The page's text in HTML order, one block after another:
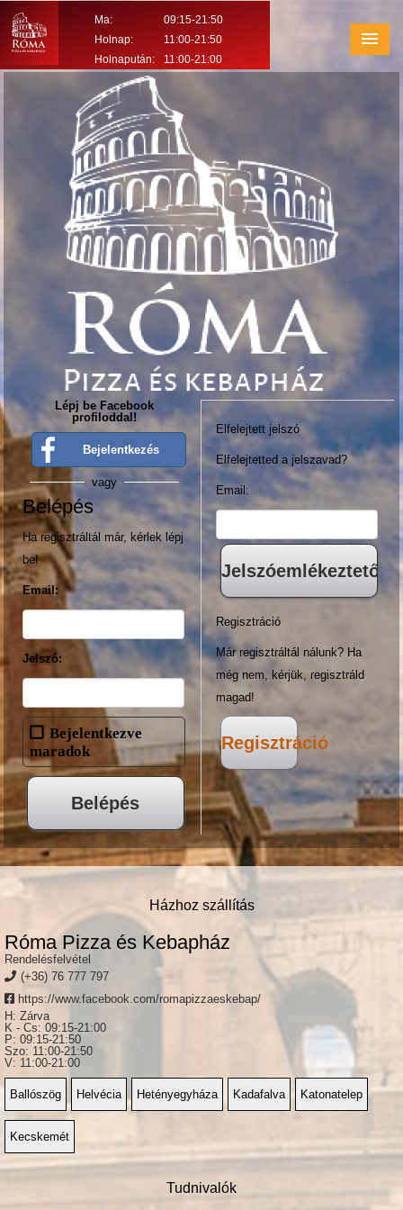
Ma:
09:15-21:50
Holnap:
11:00-21:50
Holnapután:
11:00-21:00
Lépj be Facebook
profiloddal!
Bejelentkezés
vagy
Belépés
Ha regisztráltál már, kérlek lépj
be!
Email:
Jelszó:
Bejelentkezve
maradok
Elfelejtett jelszó
Elfelejtetted a jelszavad?
Email:
Regisztráció
Már regisztráltál nálunk? Ha
még nem, kérjük, regisztráld
magad!
Regisztráció
Házhoz szállítás
Róma Pizza és Kebapház
Rendelésfelvétel
(+36) 76 777 797
https://www.facebook.com/romapizzaeskebap/
H: Zárva
K - Cs: 09:15-21:00
P: 09:15-21:50
Szo: 11:00-21:50
V: 11:00-21:00
Ballószög Helvécia Hetényegyháza Kadafalva Katonatelep
Kecskemét
Tudnivalók